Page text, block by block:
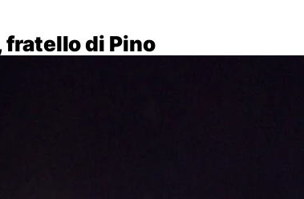
fratello di Pino